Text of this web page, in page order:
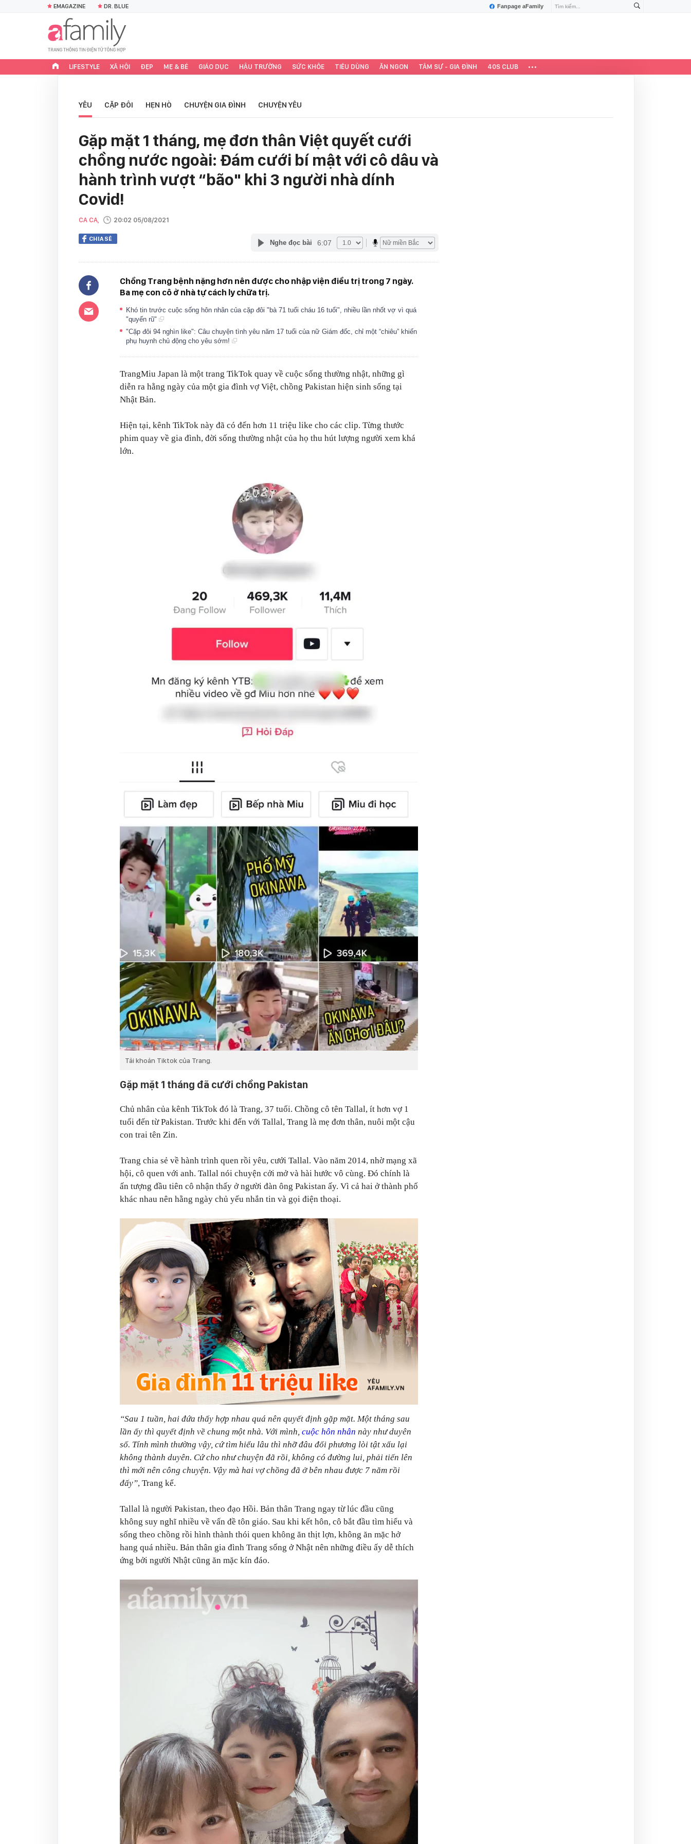
Fanpage aFamily
EMAGAZINE DR. BLUE
LIFESTYLE XÃ HỘI ĐẸP MẸ & BÉ GIÁO DỤC HẬU TRƯỜNG SỨC KHỎE TIÊU DÙNG ĂN NGON TÂM SỰ - GIA ĐÌNH 40S CLUB
YÊU CẶP ĐÔI HẸN HÒ CHUYỆN GIA ĐÌNH CHUYỆN YÊU
Gặp mặt 1 tháng, mẹ đơn thân Việt quyết cưới
chồng nước ngoài: Đám cưới bí mật với cô dâu và
hành trình vượt “bão" khi 3 người nhà dính
Covid!
CA CA, 20:02 05/08/2021
CHIA SẺ Nghe đọc bài 6:07
Chồng Trang bệnh nặng hơn nên được cho nhập viện điều trị trong 7 ngày.
Ba mẹ con cô ở nhà tự cách ly chữa trị.
Khó tin trước cuộc sống hôn nhân của cặp đôi "bà 71 tuổi cháu 16 tuổi", nhiều lần nhốt vợ vì quá
"quyến rũ"
"Cặp đôi 94 nghìn like": Câu chuyện tình yêu năm 17 tuổi của nữ Giám đốc, chỉ một “chiêu” khiến
phụ huynh chủ động cho yêu sớm!
TrangMiu Japan là một trang TikTok quay về cuộc sống thường nhật, những gì
diễn ra hằng ngày của một gia đình vợ Việt, chồng Pakistan hiện sinh sống tại
Nhật Bản.
Hiện tại, kênh TikTok này đã có đến hơn 11 triệu like cho các clip. Từng thước
phim quay về gia đình, đời sống thường nhật của họ thu hút lượng người xem khá
lớn.
Tải khoản Tiktok của Trang.
Gặp mặt 1 tháng đã cưới chồng Pakistan
Chủ nhân của kênh TikTok đó là Trang, 37 tuổi. Chồng cô tên Tallal, ít hơn vợ 1
tuổi đến từ Pakistan. Trước khi đến với Tallal, Trang là mẹ đơn thân, nuôi một cậu
con trai tên Zin.
Trang chia sẻ về hành trình quen rồi yêu, cưới Tallal. Vào năm 2014, nhờ mạng xã
hội, cô quen với anh. Tallal nói chuyện cởi mở và hài hước vô cùng. Đó chính là
ấn tượng đầu tiên cô nhận thấy ở người đàn ông Pakistan ấy. Vì cả hai ở thành phố
khác nhau nên hằng ngày chủ yếu nhắn tin và gọi điện thoại.
“Sau 1 tuần, hai đứa thấy hợp nhau quá nên quyết định gặp mặt. Một tháng sau
lần ấy thì quyết định về chung một nhà. Với mình, cuộc hôn nhân này như duyên
số. Tính mình thường vậy, cứ tìm hiểu lâu thì nhỡ đâu đối phương lòi tật xấu lại
không thành duyên. Cứ cho như chuyện đã rồi, không có đường lui, phải tiến lên
thì mới nên công chuyện. Vậy mà hai vợ chồng đã ở bên nhau được 7 năm rồi
đấy”, Trang kể.
Tallal là người Pakistan, theo đạo Hồi. Bản thân Trang ngay từ lúc đầu cũng
không suy nghĩ nhiều về vấn đề tôn giáo. Sau khi kết hôn, cô bắt đầu tìm hiểu và
sống theo chồng rồi hình thành thói quen không ăn thịt lợn, không ăn mặc hở
hang quá nhiều. Bản thân gia đình Trang sống ở Nhật nên những điều ấy dễ thích
ứng bởi người Nhật cũng ăn mặc kín đáo.